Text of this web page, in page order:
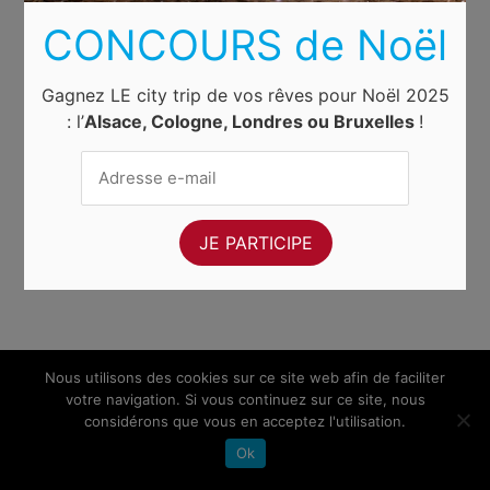
Nous utilisons des cookies sur ce site web afin de faciliter
votre navigation. Si vous continuez sur ce site, nous
considérons que vous en acceptez l'utilisation.
Ok
CONCOURS de Noël
Gagnez LE city trip de vos rêves pour Noël 2025
: l’Alsace, Cologne, Londres ou Bruxelles !